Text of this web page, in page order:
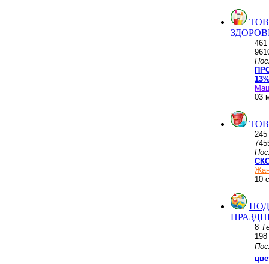
461
03
245
10
8
198